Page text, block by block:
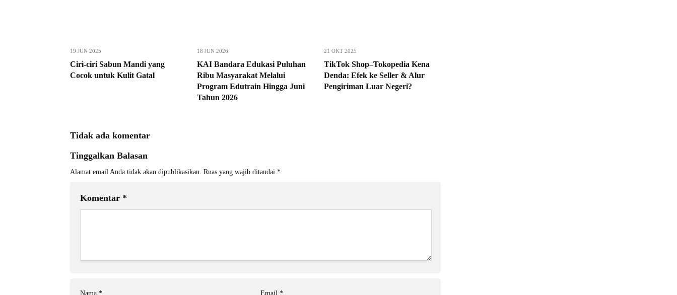
19 JUN 2025
Ciri-ciri Sabun Mandi yang
Cocok untuk Kulit Gatal
18 JUN 2026
KAI Bandara Edukasi Puluhan
Ribu Masyarakat Melalui
Program Edutrain Hingga Juni
Tahun 2026
21 OKT 2025
TikTok Shop–Tokopedia Kena
Denda: Efek ke Seller & Alur
Pengiriman Luar Negeri?
Tidak ada komentar
Tinggalkan Balasan
Alamat email Anda tidak akan dipublikasikan. Ruas yang wajib ditandai *
Komentar *
Nama * Email *